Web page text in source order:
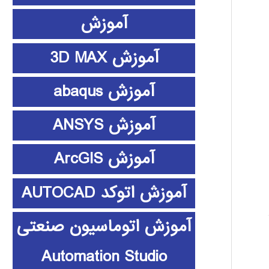
آموزش
آموزش 3D MAX
آموزش abaqus
آموزش ANSYS
آموزش ArcGIS
آموزش اتوکد AUTOCAD
آموزش اتوماسیون صنعتی
Automation Studio